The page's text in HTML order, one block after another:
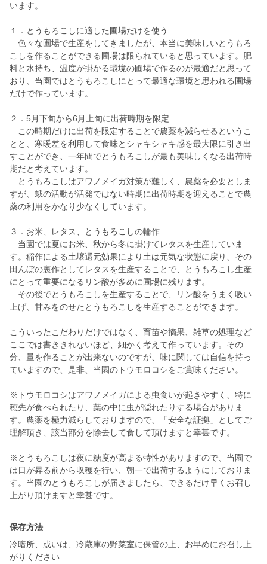
います。
１．とうもろこしに適した圃場だけを使う
色々な圃場で生産をしてきましたが、本当に美味しいとうもろ
こしを作ることができる圃場は限られていると思っています。肥
料と水持ち、温度が掛かる環境の圃場で作るのが最適だと思って
おり、当園ではとうもろこしにとって最適な環境と思われる圃場
だけで作っています。
２．5月下旬から6月上旬に出荷時期を限定
この時期だけに出荷を限定することで農薬を減らせるというこ
とと、寒暖差を利用して食味とシャキシャキ感を最大限に引き出
すことができ、一年間でとうもろこしが最も美味しくなる出荷時
期だと考えています。
とうもろこしはアワノメイガ対策が難しく、農薬を必要としま
すが、蛾の活動が活発ではない時期に出荷時期を迎えることで農
薬の利用をかなり少なくしています。
３．お米、レタス、とうもろこしの輪作
当園では夏にお米、秋から冬に掛けてレタスを生産していま
す。稲作による土壌還元効果により土は元気な状態に戻り、その
田んぼの裏作としてレタスを生産することで、とうもろこし生産
にとって重要になるリン酸が多めに圃場に残ります。
その後でとうもろこしを生産することで、リン酸をうまく吸い
上げ、甘みをのせたとうもろこしを生産することができます。
こういったこだわりだけではなく、育苗や摘果、雑草の処理など
ここでは書ききれないほど、細かく考えて作っています。その
分、量を作ることが出来ないのですが、味に関しては自信を持っ
ていますので、是非、当園のトウモロコシをご賞味ください。
※トウモロコシはアワノメイガによる虫食いが起きやすく、特に
穂先が食べられたり、葉の中に虫が隠れたりする場合がありま
す。農薬を極力減らしておりますので、「安全な証拠」としてご
理解頂き、該当部分を除去して食して頂けますと幸甚です。
※とうもろこしは夜に糖度が高まる特性がありますので、当園で
は日が昇る前から収穫を行い、朝一で出荷するようにしておりま
す。当園のとうもろこしが届きましたら、できるだけ早くお召し
上がり頂けますと幸甚です。
保存方法
冷暗所、或いは、冷蔵庫の野菜室に保管の上、お早めにお召し上
がりください